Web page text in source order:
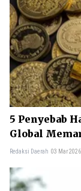
5 Penyebab
Global
Redaksi Daerah 03 Mar